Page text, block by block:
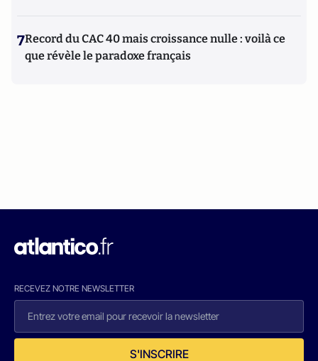
7Record du CAC 40 mais croissance nulle : voilà ce
que révèle le paradoxe français
RECEVEZ NOTRE NEWSLETTER
S'INSCRIRE